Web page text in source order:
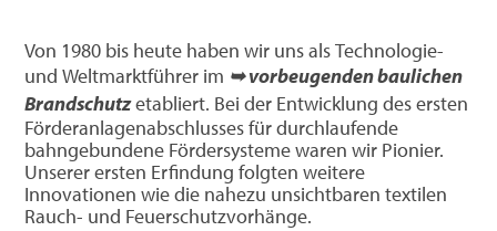
Von 1980 bis heute haben wir uns als Technologie-
und Weltmarktführer im ➥ vorbeugenden baulichen
Brandschutzetabliert. Bei der Entwicklung des ersten
Förderanlagenabschlusses für durchlaufende
bahngebundene Fördersysteme waren wir Pionier.
Unserer ersten Erfindung folgten weitere
Innovationen wie die nahezu unsichtbaren textilen
Rauch- und Feuerschutzvorhänge.